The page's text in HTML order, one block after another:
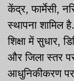
केंद्र, फार्मेसी,
स्थापना शामिल
शिक्षा में सुधार,
और जिला स्तर
आधुनिकीकरण पर